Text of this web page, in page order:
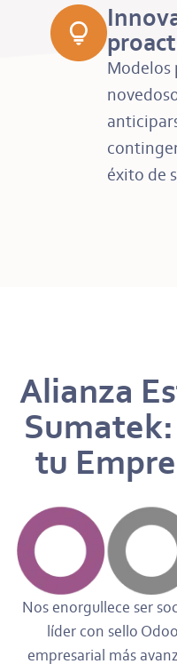
Modelos
éxito de
Alianza
tu
Nos enorgullece ser
líder con sello
empresarial más